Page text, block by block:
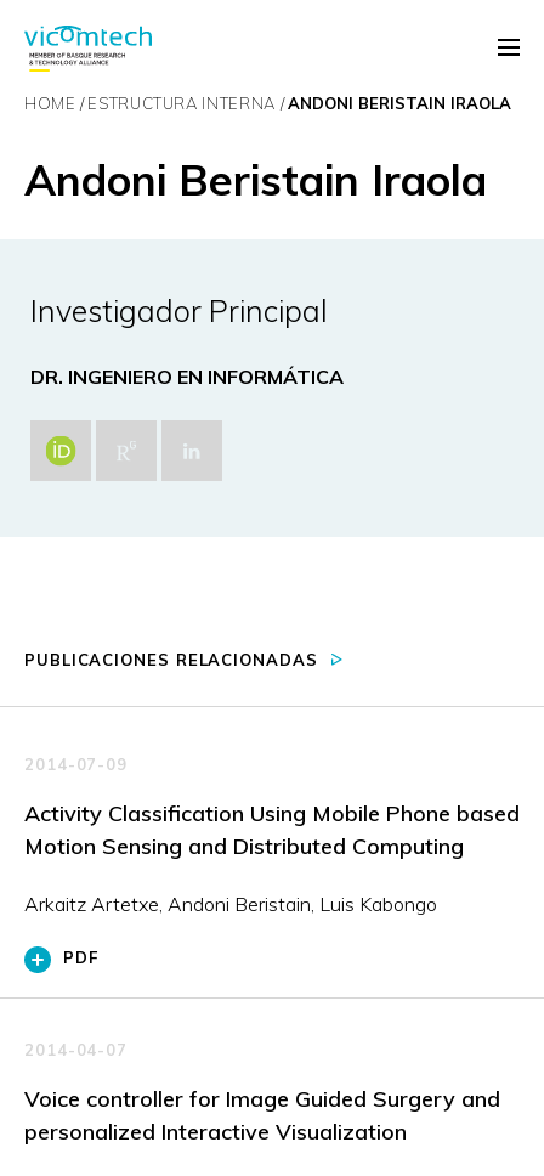
HOME ESTRUCTURA INTERNA ANDONI BERISTAIN IRAOLA
Andoni Beristain Iraola
Investigador Principal
DR. INGENIERO EN INFORMÁTICA
PUBLICACIONES RELACIONADAS
2014-07-09
Activity Classification Using Mobile Phone based
Motion Sensing and Distributed Computing
Arkaitz Artetxe, Andoni Beristain, Luis Kabongo
PDF
2014-04-07
Voice controller for Image Guided Surgery and
personalized Interactive Visualization